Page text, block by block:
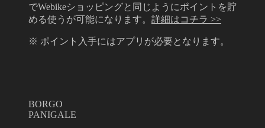
でWebikeショッピングと同じようにポイントを貯
める使うが可能になります。 詳細はコチラ >>
※ ポイント入手にはアプリが必要となります。
BORGO
PANIGALE